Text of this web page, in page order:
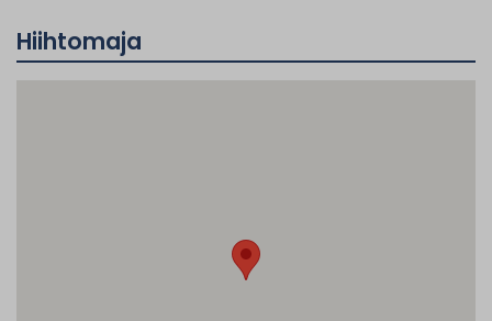
Hiihtomaja